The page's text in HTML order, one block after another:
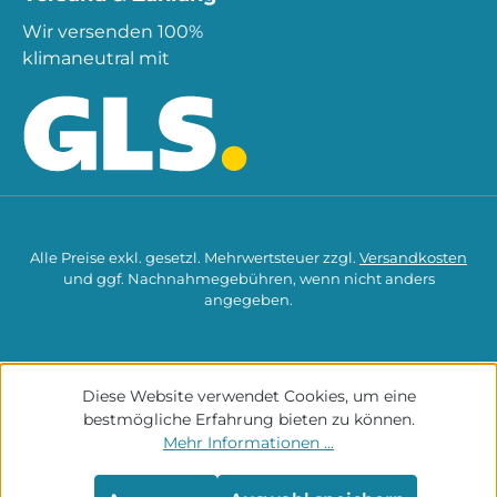
Wir versenden 100%
klimaneutral mit
Alle Preise exkl. gesetzl. Mehrwertsteuer zzgl. Versandkosten
und ggf. Nachnahmegebühren, wenn nicht anders
angegeben.
Diese Website verwendet Cookies, um eine
bestmögliche Erfahrung bieten zu können.
Mehr Informationen ...